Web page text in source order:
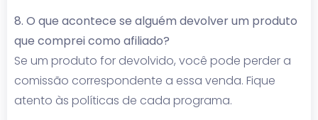
8. O que acontece se alguém devolver um produto
que comprei como afiliado?
Se um produto for devolvido, você pode perder a
comissão correspondente a essa venda. Fique
atento às políticas de cada programa.